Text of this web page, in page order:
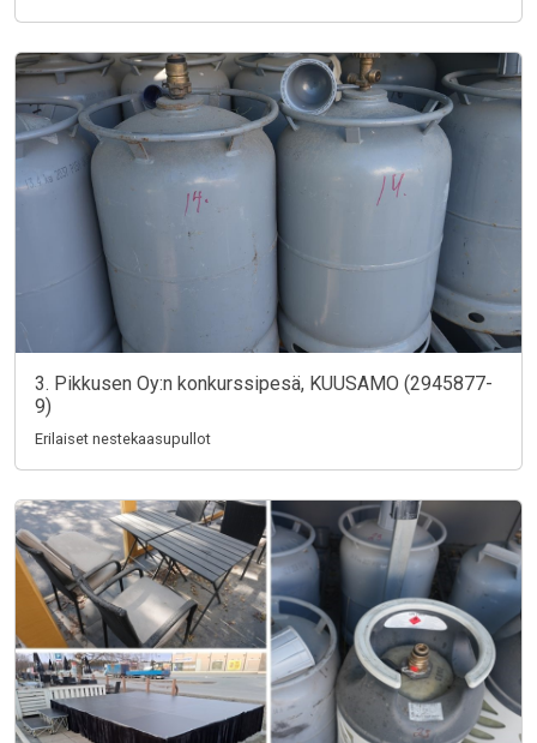
3. Pikkusen Oy:n konkurssipesä, KUUSAMO (2945877-
9)
Erilaiset nestekaasupullot